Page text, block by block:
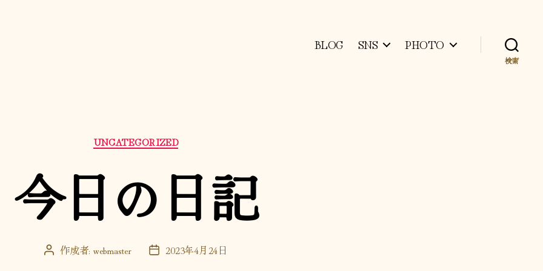
BLOG SNS PHOTO
検索
カ
テ
ー
UNCATEGORIZED
今日の日記
投 作成者: webmaster
投 2023年4月24日